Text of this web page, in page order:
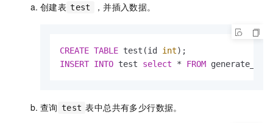
创建表 test ，并插入数据。
CREATE TABLE test(id int
INSERT INTO test select * FROM
查询 test 表中总共有多少行数据。